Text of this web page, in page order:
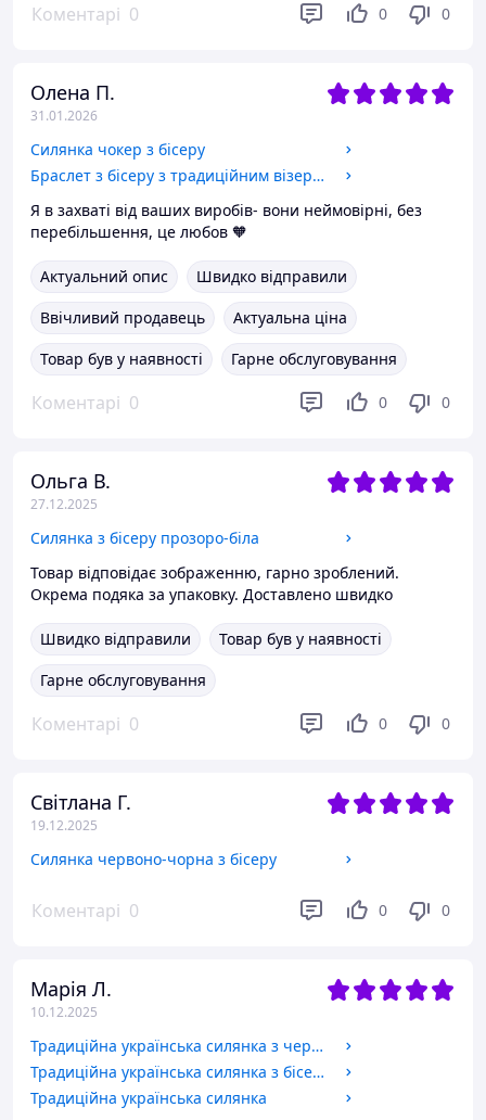
Коментарі 0 0 0
Олена П.
31.01.2026
Силянка чокер з бісеру
Браслет з бісеру з традиційним візерунком
Я в захваті від ваших виробів- вони неймовірні, без
перебільшення, це любов 🧡
Актуальний опис
Швидко відправили
Ввічливий продавець
Актуальна ціна
Товар був у наявності
Гарне обслуговування
Коментарі 0 0 0
Ольга В.
27.12.2025
Силянка з бісеру прозоро-біла
Товар відповідає зображенню, гарно зроблений.
Окрема подяка за упаковку. Доставлено швидко
Швидко відправили
Товар був у наявності
Гарне обслуговування
Коментарі 0 0 0
Світлана Г.
19.12.2025
Силянка червоно-чорна з бісеру
Коментарі 0 0 0
Марія Л.
10.12.2025
Традиційна українська силянка з червоним коралом
Традиційна українська силянка з бісеру під вишиванку
Традиційна українська силянка